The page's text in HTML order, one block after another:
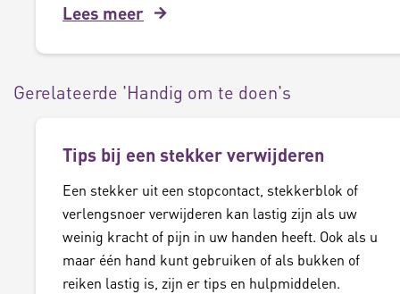
Lees meer
Gerelateerde 'Handig om te doen's
Tips bij een stekker verwijderen
Een stekker uit een stopcontact, stekkerblok of
verlengsnoer verwijderen kan lastig zijn als uw
weinig kracht of pijn in uw handen heeft. Ook als u
maar één hand kunt gebruiken of als bukken of
reiken lastig is, zijn er tips en hulpmiddelen.